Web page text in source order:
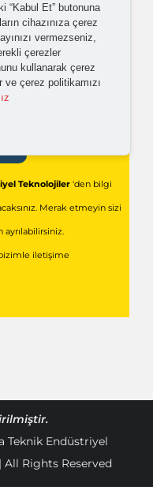
onaylıyorum.
Teknolojiler'den bilgi
Merak etmeyin sizi
iletişime
Teknik Endüstriyel
All Rights Reserved
“Kabul Et” butonuna
cihazınıza çerez
vermezseniz,
çerezler
kullanarak çerez
çerez politikamızı